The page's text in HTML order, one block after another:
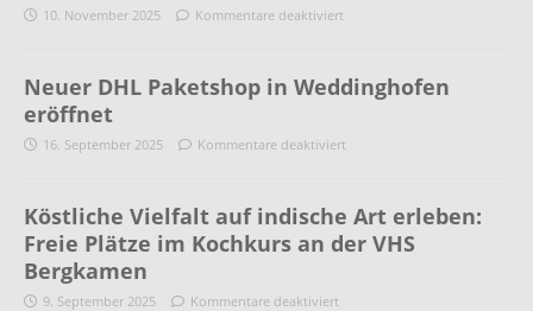
10. November 2025 Kommentare deaktiviert
Neuer DHL Paketshop in Weddinghofen
eröffnet
16. September 2025 Kommentare deaktiviert
Köstliche Vielfalt auf indische Art erleben:
Freie Plätze im Kochkurs an der VHS
Bergkamen
9. September 2025 Kommentare deaktiviert